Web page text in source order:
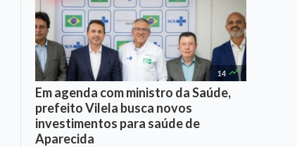
14 
Em agenda com ministro da Saúde,
prefeito Vilela busca novos
investimentos para saúde de
Aparecida